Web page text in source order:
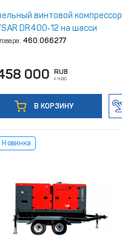
винтовой компрессор
DR400‑12 на шасси
460.066277
000 RUB
с НДС
В КОРЗИНУ
Новинка